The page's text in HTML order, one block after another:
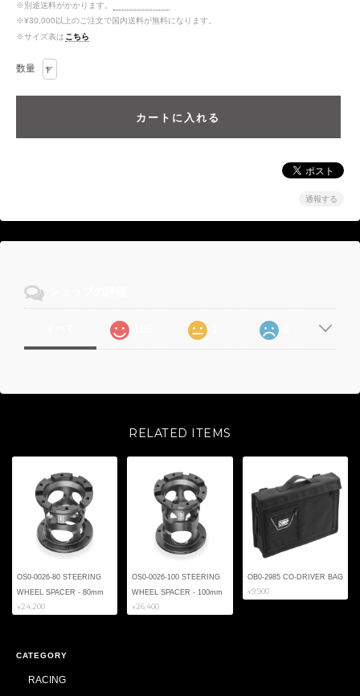
※別途送料がかかります。
※¥30,000以上のご注文で国内送料が無料になります。
※サイズ表は こちら
数量
通報する
RELATED ITEMS
OS0-0026-80 STEERING
WHEEL SPACER - 80mm
¥24,200
OS0-0026-100 STEERING
WHEEL SPACER - 100mm
¥26,400
OB0-2985 CO-DRIVER BAG
¥9,900
CATEGORY
RACING